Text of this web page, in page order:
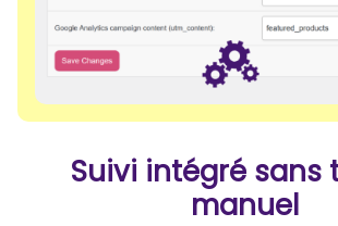
Suivi intégré sans
manuel